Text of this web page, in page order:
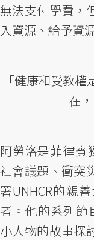
無法支付學費，
入資源、給予資
「健康和受教
在
阿勞洛是菲律賓
社會議題、衝突
署UNHCR的親
者。他的系列節
小人物的故事探